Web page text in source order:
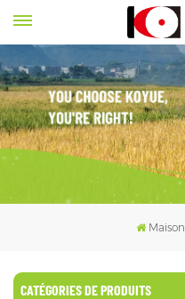
Maison
CATÉGORIES DE PRODUITS